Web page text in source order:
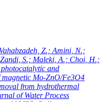
Z.; Amini, N.;
S.; Maleki, A.; Choi, H.;
and
Mo-ZnO/Fe3O4
from hydrothermal
of Water Process